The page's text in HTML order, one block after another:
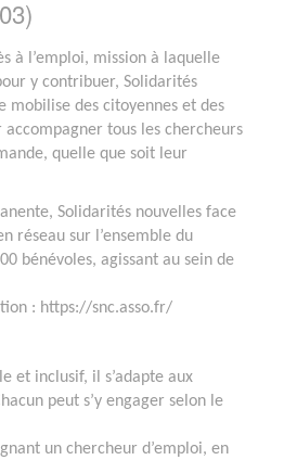
à l’emploi, mission à laquelle
y contribuer, Solidarités
mobilise des citoyennes et des
tous les chercheurs
quelle que soit leur
Solidarités nouvelles face
réseau sur l’ensemble du
bénévoles, agissant au sein de
: https://snc.asso.fr/
et inclusif, il s’adapte aux
peut s’y engager selon le
un chercheur d’emploi, en